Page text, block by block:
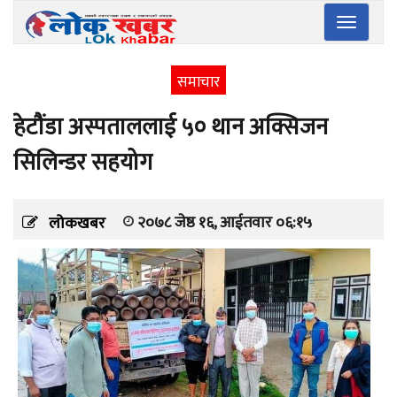
Toggle
समाचार
हेटौंडा अस्पताललाई ५० थान अक्सिजन
सिलिन्डर सहयोग
लोकखबर २०७८ जेष्ठ १६, आईतवार ०६:१५